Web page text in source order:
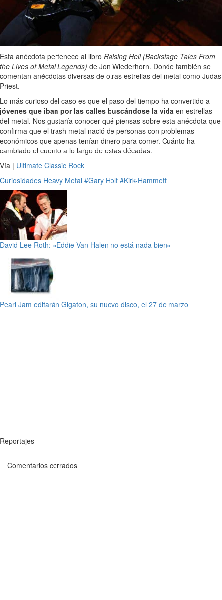
Esta anécdota pertenece al libro Raising Hell (Backstage Tales From
the Lives of Metal Legends) de Jon Wiederhorn. Donde también se
comentan anécdotas diversas de otras estrellas del metal como Judas
Priest.
Lo más curioso del caso es que el paso del tiempo ha convertido a
jóvenes que iban por las calles buscándose la vida en estrellas
del metal. Nos gustaría conocer qué piensas sobre esta anécdota que
confirma que el trash metal nació de personas con problemas
económicos que apenas tenían dinero para comer. Cuánto ha
cambiado el cuento a lo largo de estas décadas.
Vía | Ultimate Classic Rock
Curiosidades Heavy Metal #Gary Holt #Kirk-Hammett
David Lee Roth: «Eddie Van Halen no está nada bien»
Pearl Jam editarán Gigaton, su nuevo disco, el 27 de marzo
Reportajes
Comentarios cerrados